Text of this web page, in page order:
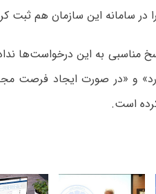
در سامانه این سازمان هم ثبت
مناسبی به این درخواست‌ها
و «در صورت ایجاد فرصت
است.